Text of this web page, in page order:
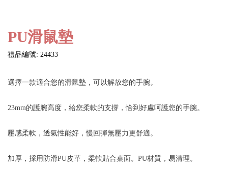
PU滑鼠墊
禮品編號: 24433
選擇一款適合您的滑鼠墊，可以解放您的手腕。
23mm的護腕高度，給您柔軟的支撐，恰到好處呵護您的手腕。
壓感柔軟，透氣性能好，慢回彈無壓力更舒適。
加厚，採用防滑PU皮革，柔軟貼合桌面。PU材質，易清理。